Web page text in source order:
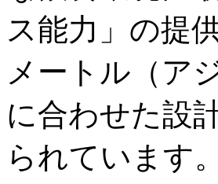
ス能力」の提
メートル（ア
に合わせた設
られています